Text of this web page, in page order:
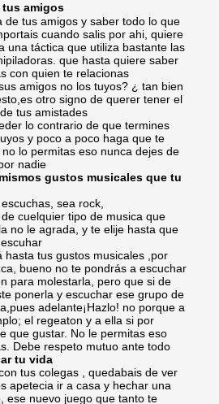
tus amigos
de tus amigos y saber todo lo que
cuando salis por ahi, quiere
una táctica que utiliza bastante las
que hasta quiere saber
con quien te relacionas
amigos no los tuyos? ¿ tan bien
otro signo de querer tener el
tus amistades
lo contrario de que termines
y poco a poco haga que te
lo permitas eso nunca dejes de
nadie
gustos musicales que tu
sea rock,
cuelquier tipo de musica que
no le agrada, y te elije hasta que
hasta tus gustos musicales ,por
bueno no te pondrás a escuchar
para molestarla, pero que si de
ponerla y escuchar ese grupo de
adelante¡Hazlo! no porque a
el regeaton y a ella si por
que gustar. No le permitas eso
Debe respeto mutuo ante todo
tu vida
tus colegas , quedabais de ver
apetecia ir a casa y hechar una
ese nuevo juego que tanto te